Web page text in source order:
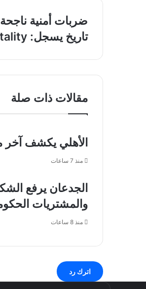
ضربات
أمنية
ناجحة:
على
المدينة
ضربات أمنية
تاريخ
يسجل:
يتوَّج
لمونديال
للسيدات
هزيمة
تاريخ يسجل: Team Vitality يتوَّج بطلًا لمونديال ML:BB للسيدات بلا هزيمة
مقالات ذات صلة
الأهلي يكشف
منذ 7 ساعات
الجدعان يرفع
والمشتريات
منذ 8 ساعات
اترك رد